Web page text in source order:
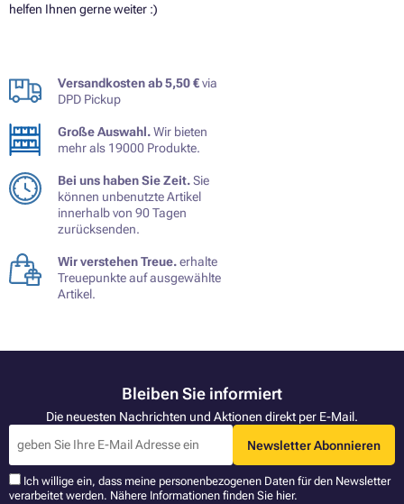
helfen Ihnen gerne weiter :)
Versandkosten ab 5,50 €via
DPD Pickup
Große Auswahl.Wir bieten
mehr als 19000 Produkte.
Bei uns haben Sie Zeit.Sie
können unbenutzte Artikel
innerhalb von 90 Tagen
zurücksenden.
Wir verstehen Treue.erhalte
Treuepunkte auf ausgewählte
Artikel.
Bleiben Sie informiert
Die neuesten Nachrichten und Aktionen direkt per E-Mail.
Newsletter Abonnieren
Ich willige ein, dass meine personenbezogenen Daten für den Newsletter
verarbeitet werden. Nähere Informationen finden Sie hier.